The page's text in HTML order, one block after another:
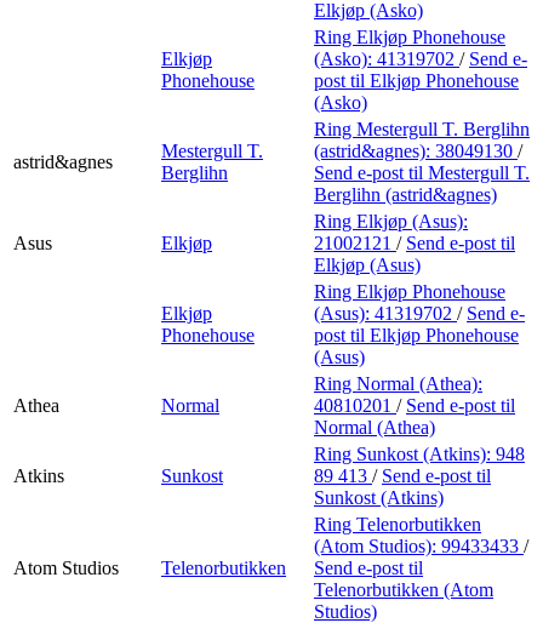
Elkjøp (Asko)
Elkjøp
Phonehouse
Ring Elkjøp Phonehouse
(Asko): 41319702 / Send e-
post til Elkjøp Phonehouse
(Asko)
astrid&agnes
Mestergull T.
Berglihn
Ring Mestergull T. Berglihn
(astrid&agnes): 38049130 /
Send e-post til Mestergull T.
Berglihn (astrid&agnes)
Asus Elkjøp
Ring Elkjøp (Asus):
21002121 / Send e-post til
Elkjøp (Asus)
Elkjøp
Phonehouse
Ring Elkjøp Phonehouse
(Asus): 41319702 / Send e-
post til Elkjøp Phonehouse
(Asus)
Athea Normal
Ring Normal (Athea):
40810201 / Send e-post til
Normal (Athea)
Atkins Sunkost
Ring Sunkost (Atkins): 948
89 413 / Send e-post til
Sunkost (Atkins)
Atom Studios Telenorbutikken
Ring Telenorbutikken
(Atom Studios): 99433433 /
Send e-post til
Telenorbutikken (Atom
Studios)